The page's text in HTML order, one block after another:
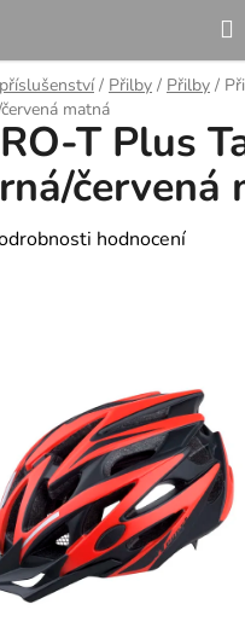
/ Přilby / Přilby /
matná
T Plus
červená
hodnocení